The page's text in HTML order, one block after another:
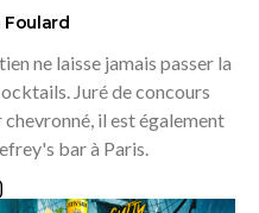
Foulard
ne laisse jamais passer la
Juré de concours
il est également
bar à Paris.